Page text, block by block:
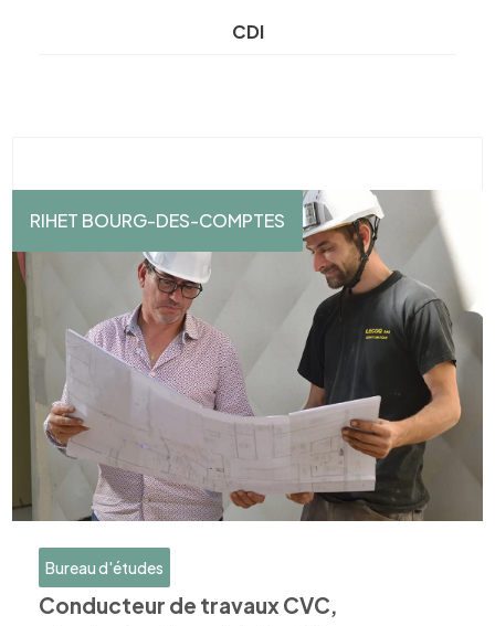
CDI
RIHET BOURG-DES-COMPTES
Bureau d'études
Conducteur de travaux CVC,